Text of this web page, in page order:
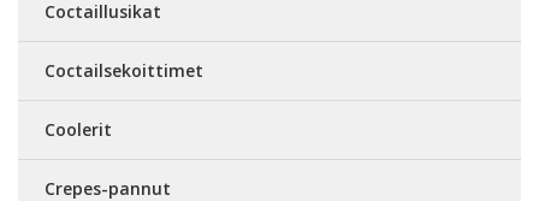
Coctaillusikat
Coctailsekoittimet
Coolerit
Crepes-pannut